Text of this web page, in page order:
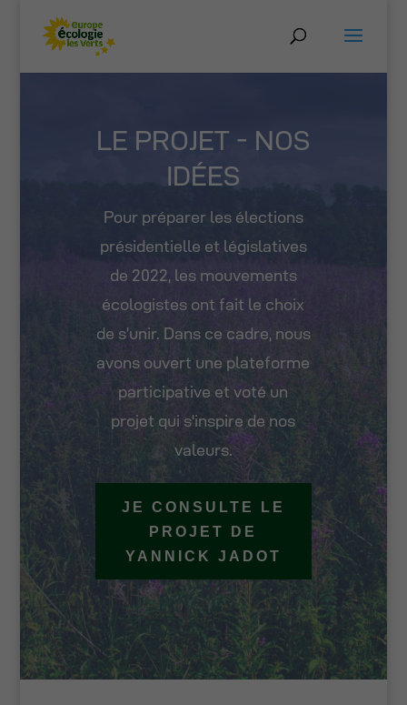
LE PROJET - NOS
IDÉES
Pour préparer les élections
présidentielle et législatives
de 2022, les mouvements
écologistes ont fait le choix
de s’unir. Dans ce cadre, nous
avons ouvert une plateforme
participative et voté un
projet qui s'inspire de nos
valeurs.
JE CONSULTE LE
PROJET DE
YANNICK JADOT